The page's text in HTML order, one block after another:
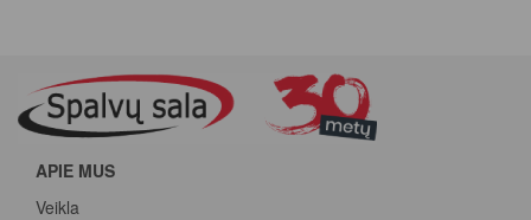
APIE MUS
Veikla